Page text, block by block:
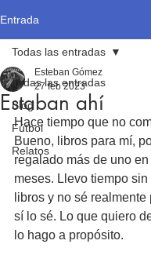
Entrada
Todas las entradas
Blog
Fútbol
Relatos
Todas las entradas
Estaban ahí
Esteban Gómez
27 feb 2023
Hace tiempo que no
Bueno, libros para mí,
regalado más de uno
meses. Llevo tiempo
libros y no sé realmente
sí lo sé. Lo que quiero
lo hago a propósito.